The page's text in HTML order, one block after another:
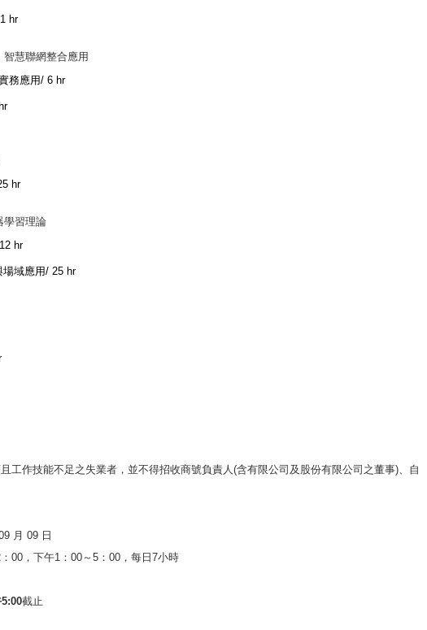
hr
智慧聯網整合應用
務應用/ 6 hr
hr
學習理論
hr
場域應用/ 25 hr
工作技能不足之失業者，並不得招收商號負責人 (含有限公司及股份有限公司之董事) 、自
月 09 日
： 00 ，下午1 ： 00～ 5 ： 00 ，每日7小時
5:00截止